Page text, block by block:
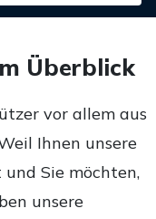
Überblick
vor allem aus
Ihnen unsere
Sie möchten,
unsere